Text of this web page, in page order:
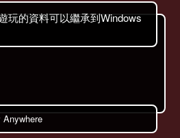
玩的資料可以繼承到Windows